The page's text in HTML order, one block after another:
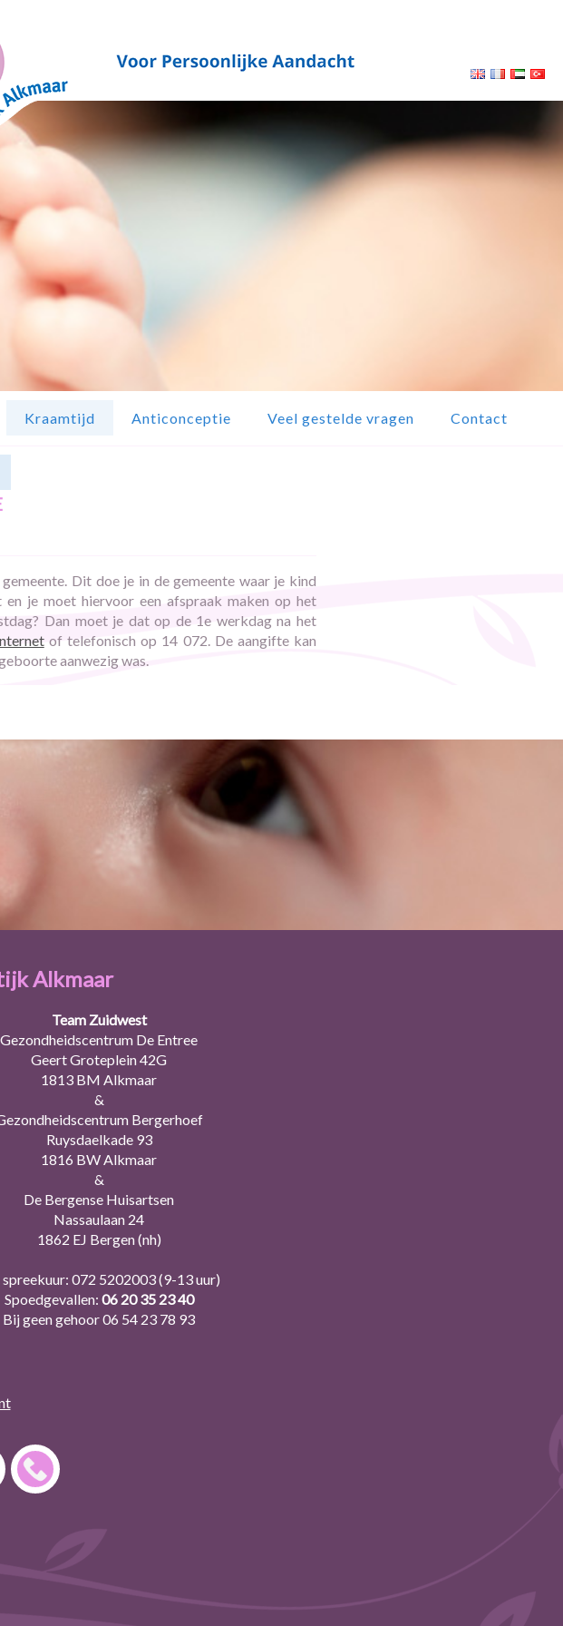
Kraamtijd Anticonceptie Veel gestelde vragen Contact
Dit doe je in de gemeente waar je kind
je moet hiervoor een afspraak maken op het
Dan moet je dat op de 1e werkdag na het
of telefonisch op 14 072. De aangifte kan
aanwezig was.
Alkmaar
Team Zuidwest
Gezondheidscentrum De Entree
Geert Groteplein 42G
1813 BM Alkmaar
&
Bergerhoef
Ruysdaelkade 93
1816 BW Alkmaar
&
De Bergense Huisartsen
Nassaulaan 24
1862 EJ Bergen (nh)
spreekuur: 072 5202003(9-13 uur)
Spoedgevallen: 06 20 35 23 40
Bij geen gehoor06 54 23 78 93